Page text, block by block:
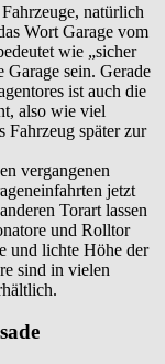
natürlich
Wort Garage vom
wie „sicher
sein. Gerade
ist auch die
also wie viel
Fahrzeug später zur
vergangenen
jetzt
Torart lassen
und Rolltor
und lichte Höhe der
sind in vielen